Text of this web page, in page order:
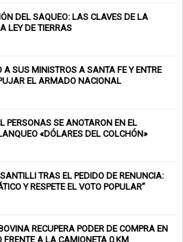
DEL SAQUEO: LAS CLAVES DE LA
LEY DE TIERRAS
A SUS MINISTROS A SANTA FE Y ENTRE
EL ARMADO NACIONAL
PERSONAS SE ANOTARON EN EL
«DÓLARES DEL COLCHÓN»
TRAS EL PEDIDO DE RENUNCIA:
Y RESPETE EL VOTO POPULAR”
RECUPERA PODER DE COMPRA EN
FRENTE A LA CAMIONETA 0 KM